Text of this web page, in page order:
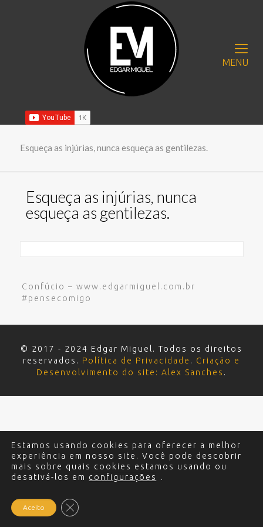
MENU
Esqueça as injúrias, nunca esqueça as gentilezas.
Esqueça as injúrias, nunca
esqueça as gentilezas.
Confúcio – www.edgarmiguel.com.br
#pensecomigo
© 2017 - 2024 Edgar Miguel. Todos os direitos
reservados. Política de Privacidade . Criação e
Desenvolvimento do site: Alex Sanches .
Estamos usando cookies para oferecer a melhor
experiência em nosso site. Você pode descobrir
mais sobre quais cookies estamos usando ou
desativá-los em configurações .
Aceito Close GDPR Cookie Banner